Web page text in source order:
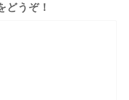
どうぞ！